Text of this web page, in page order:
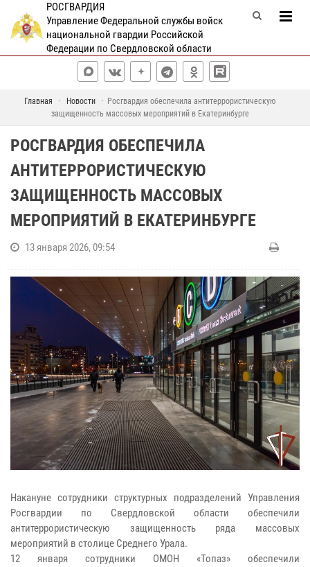
РОСГВАРДИЯ
Управление Федеральной службы войск
национальной гвардии Российской
Федерации по Свердловской области
Главная Новости
Росгвардия обеспечила антитеррористическую
защищенность массовых мероприятий в Екатеринбурге
РОСГВАРДИЯ ОБЕСПЕЧИЛА
АНТИТЕРРОРИСТИЧЕСКУЮ
ЗАЩИЩЕННОСТЬ МАССОВЫХ
МЕРОПРИЯТИЙ В ЕКАТЕРИНБУРГЕ
13 января 2026, 09:54
Накануне сотрудники структурных подразделений Управления
Росгвардии по Свердловской области обеспечили
антитеррористическую защищенность ряда массовых
мероприятий в столице Среднего Урала.
12 января сотрудники ОМОН «Топаз» обеспечили